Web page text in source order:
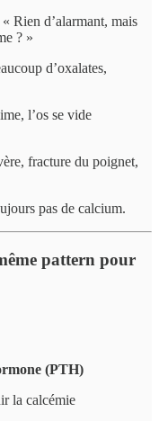
Rien d’alarmant, mais
? »
d’oxalates,
l’os se vide
fracture du poignet,
pas de calcium.
pattern pour
(PTH)
la calcémie